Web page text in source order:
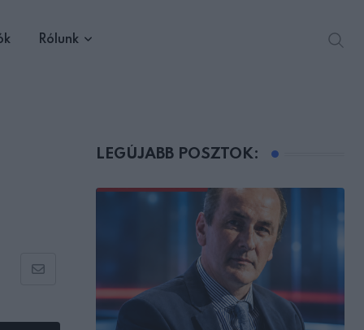
Rólunk
Share
Email
LEGÚJABB POSZTOK: